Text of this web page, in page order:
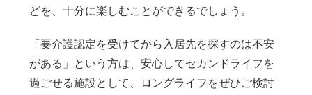
どを、十分に楽しむことができるでしょう。
「要介護認定を受けてから入居先を探すのは不安
がある」という方は、安心してセカンドライフを
過ごせる施設として、ロングライフをぜひご検討